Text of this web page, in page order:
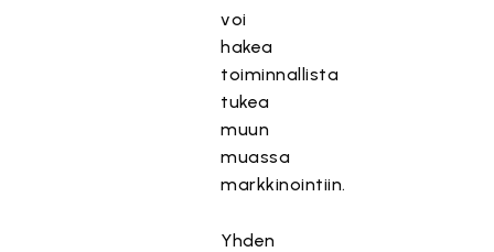
voi
hakea
toiminnallista
tukea
muun
muassa
markkinointiin.
Yhden